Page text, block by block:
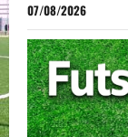
07/08/2026